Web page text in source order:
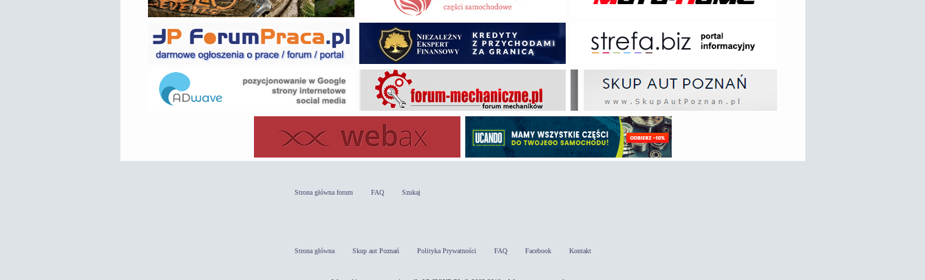
Strona główna forum FAQ Szukaj
Strona główna Skup aut Poznań Polityka Prywatności FAQ Facebook Kontakt